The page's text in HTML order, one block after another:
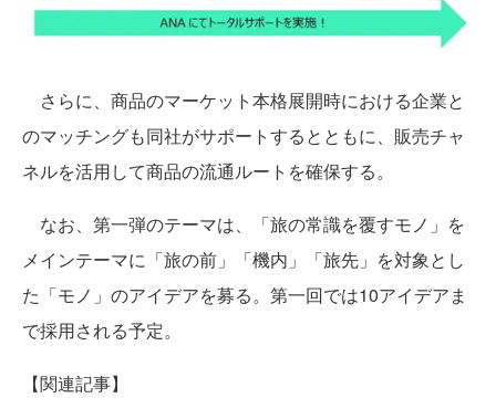
さらに、商品のマーケット本格展開時における企業と
のマッチングも同社がサポートするとともに、販売チャ
ネルを活用して商品の流通ルートを確保する。
なお、第一弾のテーマは、「旅の常識を覆すモノ」を
メインテーマに「旅の前」「機内」「旅先」を対象とし
た「モノ」のアイデアを募る。第一回では10アイデアま
で採用される予定。
【関連記事】